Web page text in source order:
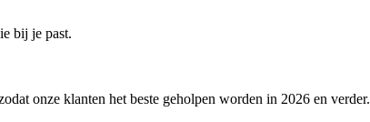
bij je past.
onze klanten het beste geholpen worden in 2026 en verder.